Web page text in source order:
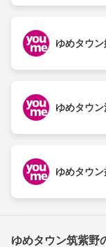
ゆめタウ
ゆめタウン
ゆめタウン
ゆめタウン筑紫野